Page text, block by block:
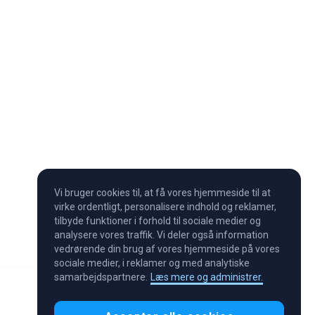
Vi bruger cookies til, at få vores hjemmeside til at
virke ordentligt, personalisere indhold og reklamer,
tilbyde funktioner i forhold til sociale medier og
analysere vores traffik. Vi deler også information
vedrørende din brug af vores hjemmeside på vores
sociale medier, i reklamer og med analytiske
samarbejdspartnere. Læs mere og administrer.